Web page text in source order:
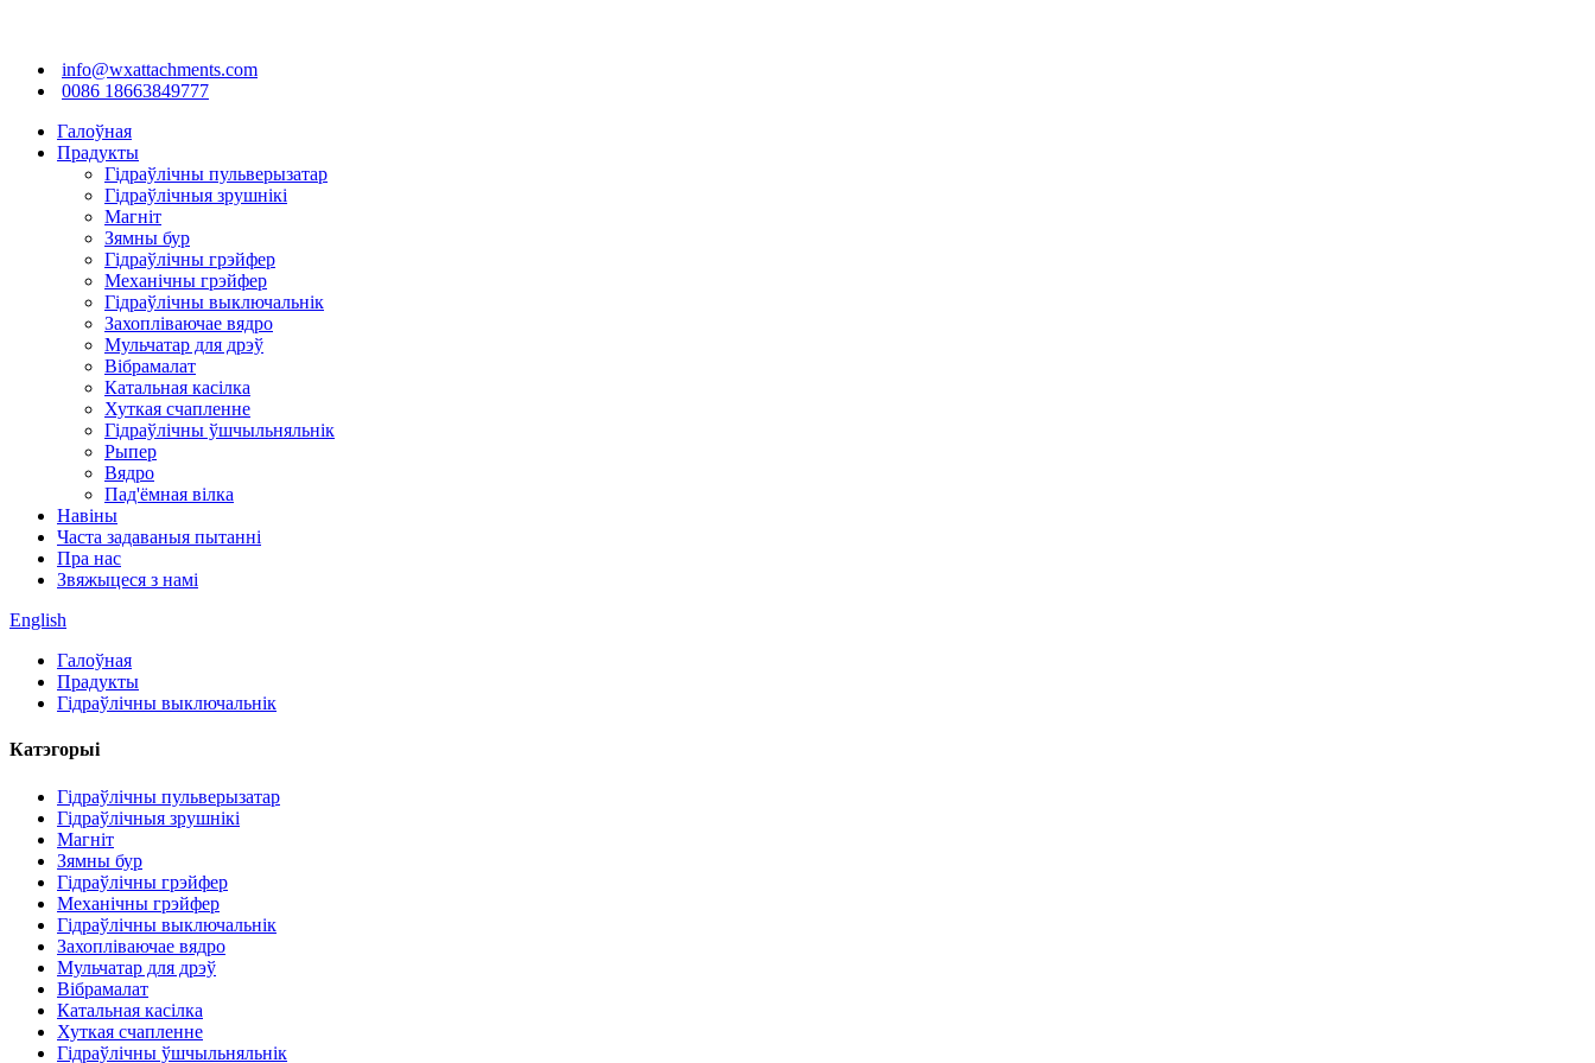
info@wxattachments.com
0086 18663849777
Галоўная
Прадукты
Гідраўлічны пульверызатар
Гідраўлічныя зрушнікі
Магніт
Зямны бур
Гідраўлічны грэйфер
Механічны грэйфер
Гідраўлічны выключальнік
Захопліваючае вядро
Мульчатар для дрэў
Вібрамалат
Катальная касілка
Хуткая счапленне
Гідраўлічны ўшчыльняльнік
Рыпер
Вядро
Пад'ёмная вілка
Навіны
Часта задаваныя пытанні
Пра нас
Звяжыцеся з намі
English
Галоўная
Прадукты
Гідраўлічны выключальнік
Катэгорыі
Гідраўлічны пульверызатар
Гідраўлічныя зрушнікі
Магніт
Зямны бур
Гідраўлічны грэйфер
Механічны грэйфер
Гідраўлічны выключальнік
Захопліваючае вядро
Мульчатар для дрэў
Вібрамалат
Катальная касілка
Хуткая счапленне
Гідраўлічны ўшчыльняльнік